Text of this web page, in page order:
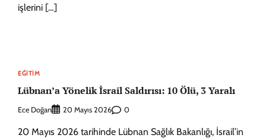
işlerini […]
EĞITIM
Lübnan’a Yönelik İsrail Saldırısı: 10 Ölü, 3 Yaralı
Ece Doğan 20 Mayıs 2026 0
20 Mayıs 2026 tarihinde Lübnan Sağlık Bakanlığı, İsrail’in